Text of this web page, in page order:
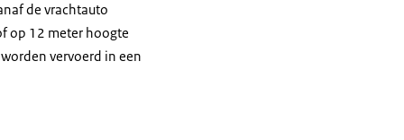
de vrachtauto
op 12 meter hoogte
vervoerd in een